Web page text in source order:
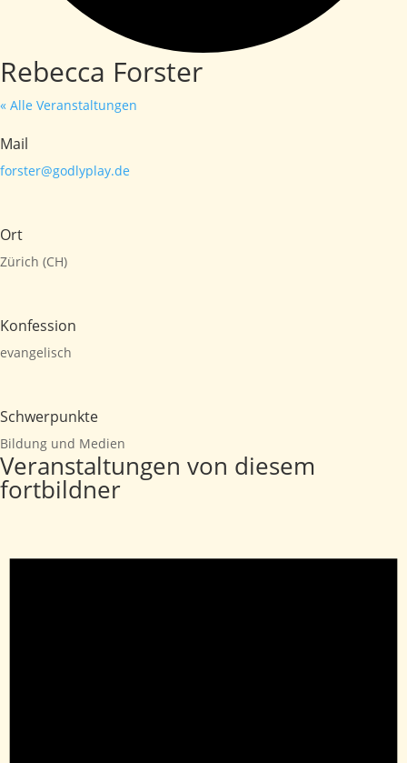
Rebecca Forster
« Alle Veranstaltungen
Mail
forster@godlyplay.de
Ort
Zürich (CH)
Konfession
evangelisch
Schwerpunkte
Bildung und Medien
Veranstaltungen von diesem
fortbildner